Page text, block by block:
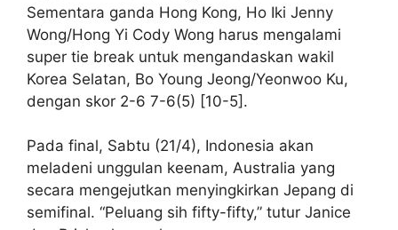
Sementara ganda Hong Kong, Ho Iki Jenny
Wong/Hong Yi Cody Wong harus mengalami
super tie break untuk mengandaskan wakil
Korea Selatan, Bo Young Jeong/Yeonwoo Ku,
dengan skor 2-6 7-6(5) [10-5].
Pada final, Sabtu (21/4), Indonesia akan
meladeni unggulan keenam, Australia yang
secara mengejutkan menyingkirkan Jepang di
semifinal. “Peluang sih fifty-fifty,” tutur Janice